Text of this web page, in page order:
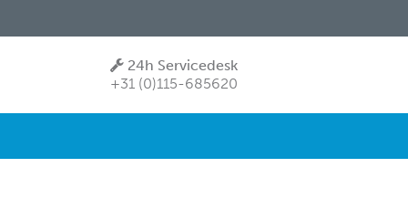
24h Servicedesk
+31 (0)115-685620